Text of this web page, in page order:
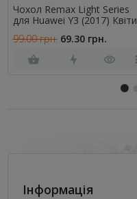
Чохол Remax Light Series
для Huawei Y3 (2017) Квіти
99.00 грн. 69.30 грн.
Інформація